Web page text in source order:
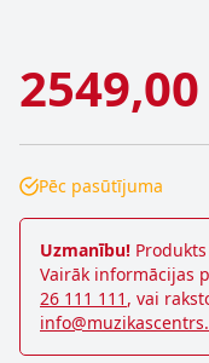
Pēc pasūtījuma
Uzmanību!
Vairāk informācijas
26 111 111 , vai